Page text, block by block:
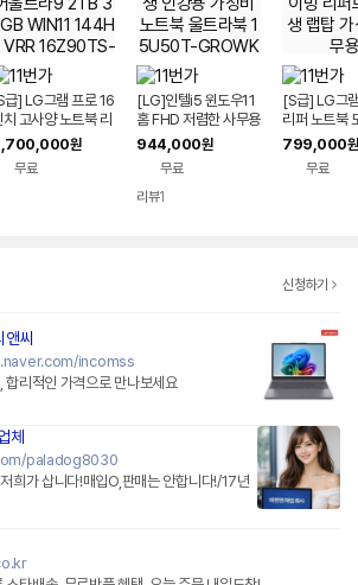
급] LG그램 프로 16
치 고사양 노트북 리
코어울트라9 2TB
32GB WIN11 144H
z VRR 16Z90TS-G.
원
무료
[LG]인텔i5 윈도우11
홈 FHD 저렴한 사무용
대학생 인강용 가성비
노트북 울트라북 15U
50T-GROWK
944,000원
무료
리뷰1
[S급] LG그
리퍼 노트북
무용 게이밍
학생 랩탑 가
799,000원
무료
신청하기
씨
incomss
리적인 가격으로 만나보세요
체
paladog8030
희가 삽니다!매입O,판매는 안합니다!/17년